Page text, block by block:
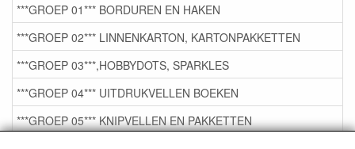
***GROEP 01*** BORDUREN EN HAKEN
***GROEP 02*** LINNENKARTON, KARTONPAKKETTEN
***GROEP 03***,HOBBYDOTS, SPARKLES
***GROEP 04*** UITDRUKVELLEN BOEKEN
***GROEP 05*** KNIPVELLEN EN PAKKETTEN